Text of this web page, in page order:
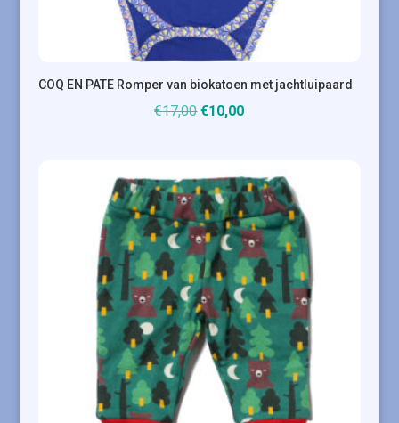
COQ EN PATE Romper van biokatoen met jachtluipaard
€17,00Oorspronkelijke
€17,00.
€10,00Huidige
€10,00.